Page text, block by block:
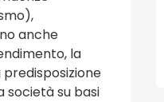
anche
la
società su basi